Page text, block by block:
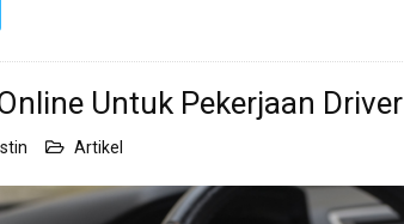
Untuk Pekerjaan Driver
Artikel